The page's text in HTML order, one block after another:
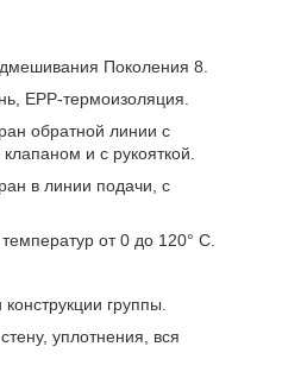
Поколения 8.
EPP-термоизоляция.
обратной линии с
и с рукояткой.
в линии подачи, с
от 0 до 120° С.
группы.
уплотнения, вся